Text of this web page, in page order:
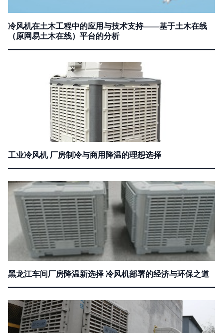
冷风机在土木工程中的应用与技术支持——基于土木在线
（原网易土木在线）平台的分析
工业冷风机 厂房制冷与商用降温的理想选择
黑龙江车间厂房降温新选择 冷风机部署的经济与环保之道